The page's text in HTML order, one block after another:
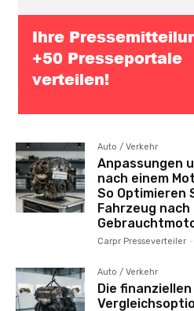
Auto / Verkehr
Anpassungen
nach einem
So Optimieren
Fahrzeug
Carpr Presseverteiler -
Auto / Verkehr
Die finanziellen